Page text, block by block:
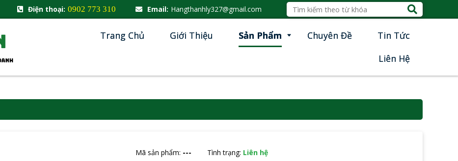
Điện thoại: 0902 773 310 Email: Hangthanhly327@gmail.com
Trang Chủ Giới Thiệu Sản Phẩm Chuyên Đề
Tin Tức
Liên Hệ
Mã sản phẩm: --- Tình trạng: Liên hệ